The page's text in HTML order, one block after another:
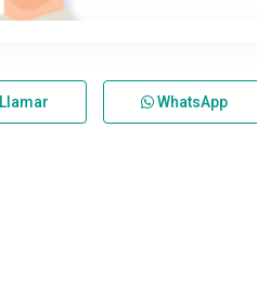
Llamar WhatsApp